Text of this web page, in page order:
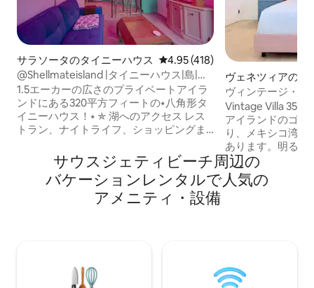
サラソータのタイニーハウス レビュー418件、5つ星中4.95つ
4.95 (418)
@Shellmateisland |タイニーハウス|島|自
転車|カヤック
1.5エーカーの広さのプライベートアイラ
ンドにある320平方フィートの⭑八角形タ
イニーハウス！⭑ ✯ 湖へのアクセス レス
トラン、ナイトライフ、ショッピングま
ッチン ✯ 無料の自転車、カヤック、ビー
チ用具 ✯ 裏庭の焚き火台＋バーベキュー
✯ ハンモック付きの屋外ラウンジ Netflix
付き✯スマートテレビ ✯ 形状記憶ベッド
✯ 426MbpsのWi-Fi 自家製お菓子のため
ヴェネツィアのコ
アム
ヴィンテージ・ヴ
| プール
Vintage Villa 35へようこ
アイランドのゴー
り、メキシコ湾
あります。明るく
の海辺の隠れ家で
つろぎと、全体に
が融合しています。 砂浜まで徒歩
設の歴史に敬意を
ピックサイズのコ
サウスジェティビーチ⁠周⁠辺⁠の
バ⁠ケ⁠ー⁠シ⁠ョ⁠ン⁠レ⁠ン⁠タ⁠ル⁠で人⁠気⁠の
ア⁠メ⁠ニ⁠テ⁠ィ⁠・⁠設⁠備